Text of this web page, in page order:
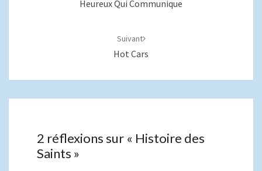
Heureux Qui Communique
Suivant
Hot Cars
2 réflexions sur « Histoire des
Saints »